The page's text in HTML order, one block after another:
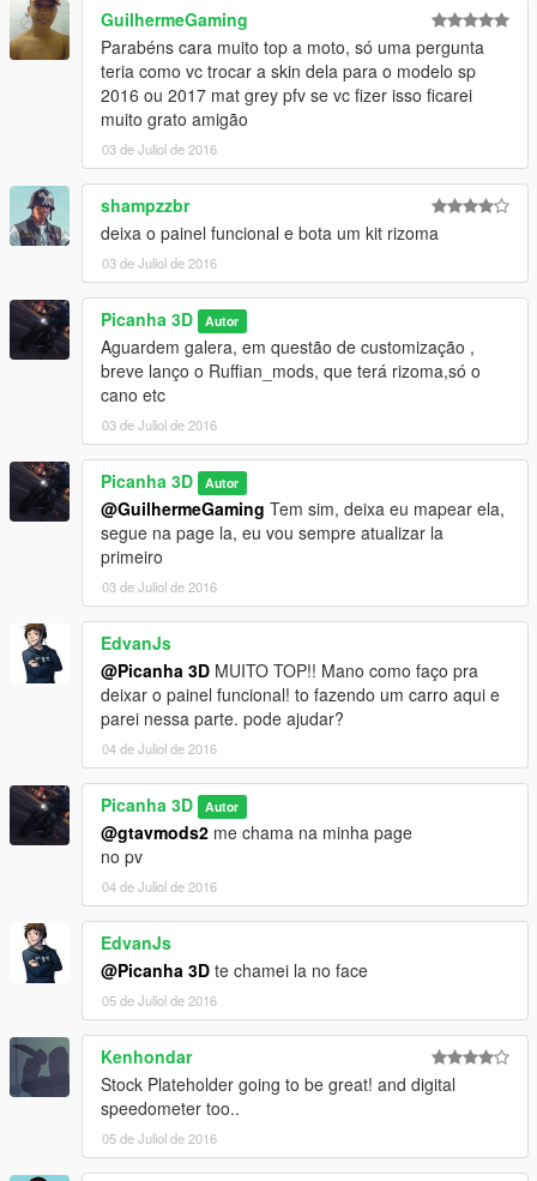
GuilhermeGaming
Parabéns cara muito top a moto, só uma pergunta
teria como vc trocar a skin dela para o modelo sp
2016 ou 2017 mat grey pfv se vc fizer isso ficarei
muito grato amigão
03 de Juliol de 2016
shampzzbr
deixa o painel funcional e bota um kit rizoma
03 de Juliol de 2016
Picanha 3D Autor
Aguardem galera, em questão de customização ,
breve lanço o Ruffian_mods, que terá rizoma,só o
cano etc
03 de Juliol de 2016
Picanha 3D Autor
@GuilhermeGaming Tem sim, deixa eu mapear ela,
segue na page la, eu vou sempre atualizar la
primeiro
03 de Juliol de 2016
EdvanJs
@Picanha 3D MUITO TOP!! Mano como faço pra
deixar o painel funcional! to fazendo um carro aqui e
parei nessa parte. pode ajudar?
04 de Juliol de 2016
Picanha 3D Autor
@gtavmods2 me chama na minha page
no pv
04 de Juliol de 2016
EdvanJs
@Picanha 3D te chamei la no face
05 de Juliol de 2016
Kenhondar
Stock Plateholder going to be great! and digital
speedometer too..
05 de Juliol de 2016